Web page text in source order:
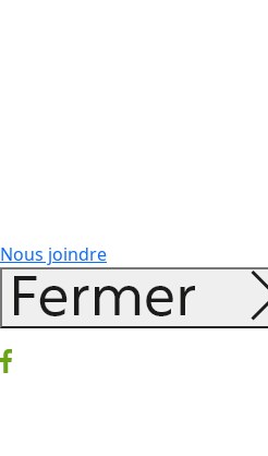
Nous joindre